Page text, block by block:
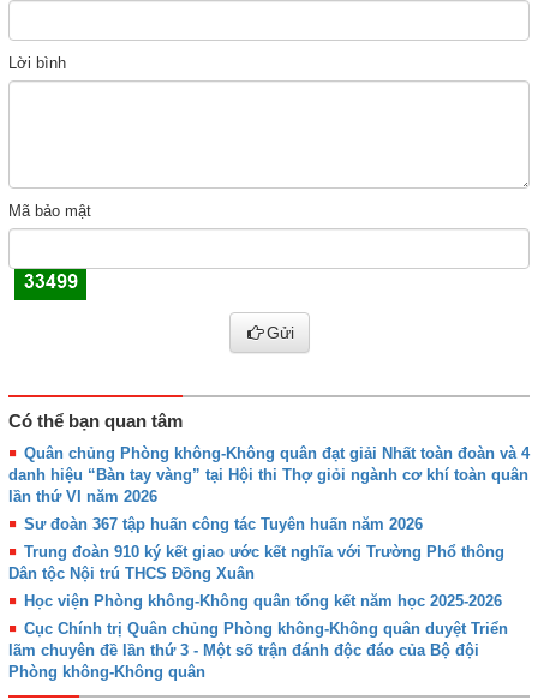
Lời bình
Mã bảo mật
Gửi
Có thể bạn quan tâm
Quân chủng Phòng không-Không quân đạt giải Nhất toàn đoàn và 4
danh hiệu “Bàn tay vàng” tại Hội thi Thợ giỏi ngành cơ khí toàn quân
lần thứ VI năm 2026
Sư đoàn 367 tập huấn công tác Tuyên huấn năm 2026
Trung đoàn 910 ký kết giao ước kết nghĩa với Trường Phổ thông
Dân tộc Nội trú THCS Đồng Xuân
Học viện Phòng không-Không quân tổng kết năm học 2025-2026
Cục Chính trị Quân chủng Phòng không-Không quân duyệt Triển
lãm chuyên đề lần thứ 3 - Một số trận đánh độc đáo của Bộ đội
Phòng không-Không quân